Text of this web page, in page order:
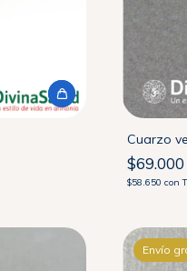
Cuarzo
$69.000
$58.650con
Envío